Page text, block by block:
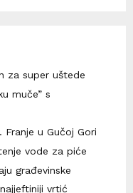
za super uštede
muče” s
u Gučoj Gori
vode za piće
građevinske
vrtić